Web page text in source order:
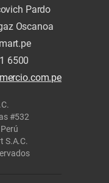
Pardo
Oscanoa
6500
#532
S.A.C.